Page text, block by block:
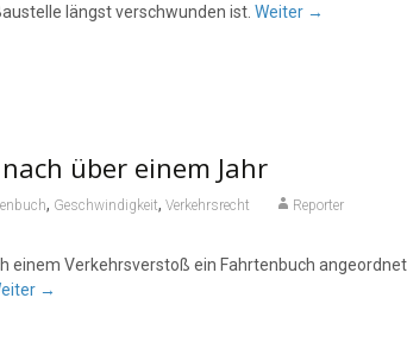
längst verschwunden ist. Weiter →
über einem Jahr
, Geschwindigkeit, Verkehrsrecht Reporter
einem Verkehrsverstoß ein Fahrtenbuch
→